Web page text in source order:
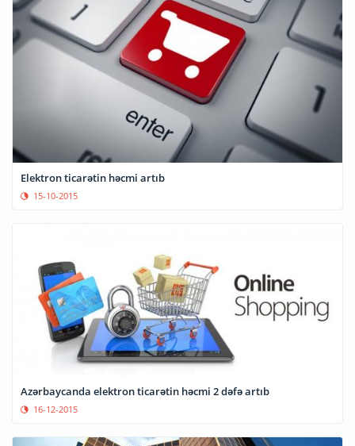
Elektron ticarətin həcmi artıb
15-10-2015
Azərbaycanda elektron ticarətin həcmi 2 dəfə artıb
16-12-2015